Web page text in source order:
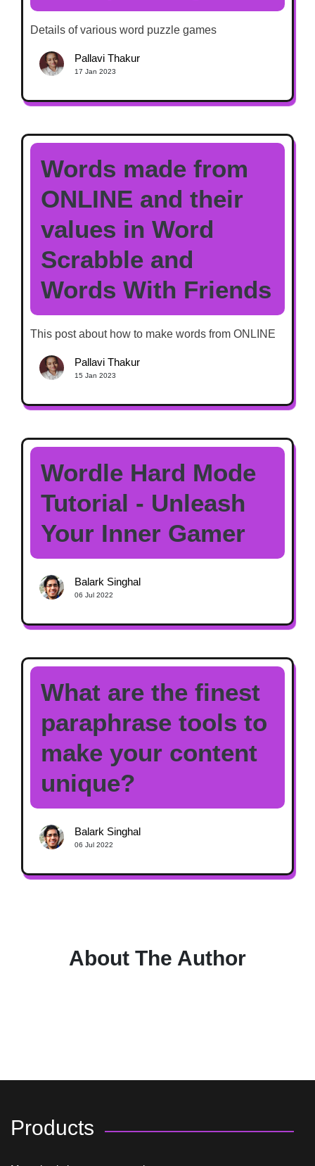
Details of various word puzzle games
Pallavi Thakur
17 Jan 2023
Words made from
ONLINE and their
values in Word
Scrabble and
Words With Friends
This post about how to make words from ONLINE
Pallavi Thakur
15 Jan 2023
Wordle Hard Mode
Tutorial - Unleash
Your Inner Gamer
Balark Singhal
06 Jul 2022
What are the finest
paraphrase tools to
make your content
unique?
Balark Singhal
06 Jul 2022
About The Author
Products